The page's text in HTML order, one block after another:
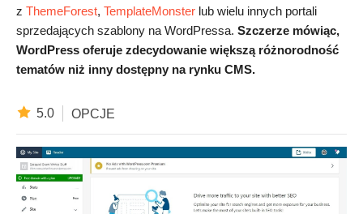
z ThemeForest, TemplateMonster lub wielu innych portali
sprzedających szablony na WordPressa. Szczerze mówiąc,
WordPress oferuje zdecydowanie większą różnorodność
tematów niż inny dostępny na rynku CMS.
5.0 OPCJE